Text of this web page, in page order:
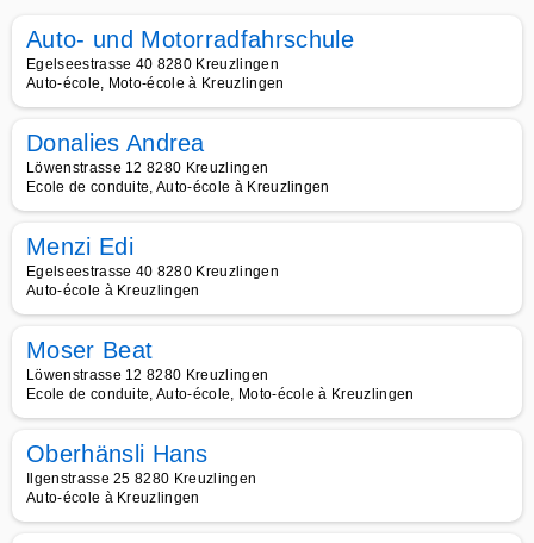
Auto- und Motorradfahrschule
Egelseestrasse 40 8280 Kreuzlingen
Auto-école, Moto-école à Kreuzlingen
Donalies Andrea
Löwenstrasse 12 8280 Kreuzlingen
Ecole de conduite, Auto-école à Kreuzlingen
Menzi Edi
Egelseestrasse 40 8280 Kreuzlingen
Auto-école à Kreuzlingen
Moser Beat
Löwenstrasse 12 8280 Kreuzlingen
Ecole de conduite, Auto-école, Moto-école à Kreuzlingen
Oberhänsli Hans
Ilgenstrasse 25 8280 Kreuzlingen
Auto-école à Kreuzlingen